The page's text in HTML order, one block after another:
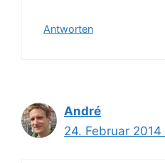
Antworten
André
24. Februar